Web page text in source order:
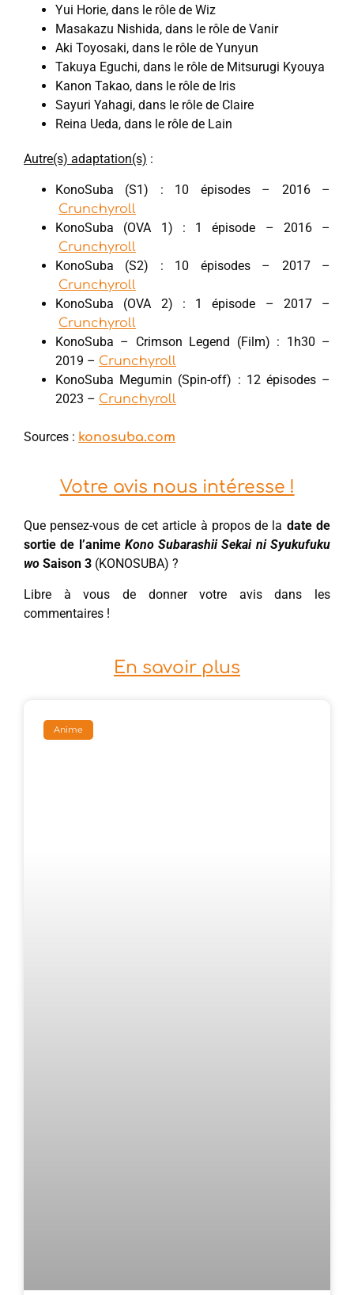
Yui Horie, dans le rôle de Wiz
Masakazu Nishida, dans le rôle de Vanir
Aki Toyosaki, dans le rôle de Yunyun
Takuya Eguchi, dans le rôle de Mitsurugi Kyouya
Kanon Takao, dans le rôle de Iris
Sayuri Yahagi, dans le rôle de Claire
Reina Ueda, dans le rôle de Lain
Autre(s) adaptation(s) :
KonoSuba (S1) : 10 épisodes – 2016 –
Crunchyroll
KonoSuba (OVA 1) : 1 épisode – 2016 –
Crunchyroll
KonoSuba (S2) : 10 épisodes – 2017 –
Crunchyroll
KonoSuba (OVA 2) : 1 épisode – 2017 –
Crunchyroll
KonoSuba – Crimson Legend (Film) : 1h30 –
2019 – Crunchyroll
KonoSuba Megumin (Spin-off) : 12 épisodes –
2023 – Crunchyroll
Sources : konosuba.com
Votre avis nous intéresse !
Que pensez-vous de cet article à propos de la date de
sortie de l’anime Kono Subarashii Sekai ni Syukufuku
wo Saison 3 (KONOSUBA) ?
Libre à vous de donner votre avis dans les
commentaires !
En savoir plus
Anime